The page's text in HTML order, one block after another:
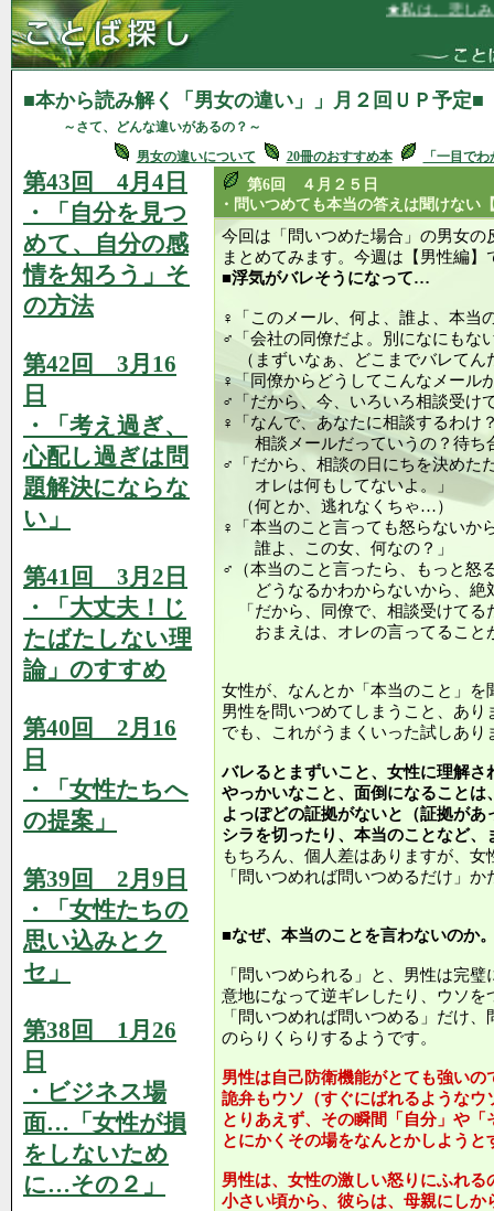
★私は、悲しみがいつか
■本から読み解く「男女の違い」」月２回ＵＰ予定■
～さて、どんな違いがあるの？～
男女の違いについて
20冊のおすすめ本 「一目で
第43回 4月4日
・「自分を見つ
めて、自分の感
情を知ろう」そ
の方法
第42回 3月16
日
・「考え過ぎ、
心配し過ぎは問
題解決にならな
い」
第41回 3月2日
・「大丈夫！じ
たばたしない理
論」のすすめ
第40回 2月16
日
・「女性たちへ
の提案」
第39回 2月9日
・「女性たちの
思い込みとク
セ」
第38回 1月26
日
・ビジネス場
面…「女性が損
をしないため
に…その２」
第6回 ４月２５日
・問いつめても本当の答えは聞けない
今回は「問いつめた場合」の男女
まとめてみます。今週は【男性編】
■浮気がバレそうになって…
♀「このメール、何よ、誰よ、本当
♂「会社の同僚だよ。別になにもな
（まずいなぁ、どこまでバレてん
♀「同僚からどうしてこんなメール
♂「だから、今、いろいろ相談受け
♀「なんで、あなたに相談するわけ
相談メールだっていうの？待ち
♂「だから、相談の日にちを決めた
オレは何もしてないよ。」
（何とか、逃れなくちゃ…）
♀「本当のこと言っても怒らないか
誰よ、この女、何なの？」
♂（本当のこと言ったら、もっと怒
どうなるかわからないから、絶
「だから、同僚で、相談受けてる
おまえは、オレの言ってること
女性が、なんとか「本当のこと」を
男性を問いつめてしまうこと、あり
でも、これがうまくいった試しあり
バレるとまずいこと、女性に理解さ
やっかいなこと、面倒になることは
よっぽどの証拠がないと（証拠があ
シラを切ったり、本当のことなど、
もちろん、個人差はありますが、女
「問いつめれば問いつめるだけ」
■なぜ、本当のことを言わないのか
「問いつめられる」と、男性は完
意地になって逆ギレしたり、ウソを
「問いつめれば問いつめる」だけ
のらりくらりするようです。
男性は自己防衛機能がとても強い
詭弁もウソ（すぐにばれるような
とりあえず、その瞬間「自分」や
とにかくその場をなんとかしよう
男性は、女性の激しい怒りにふれ
小さい頃から、彼らは、母親にし